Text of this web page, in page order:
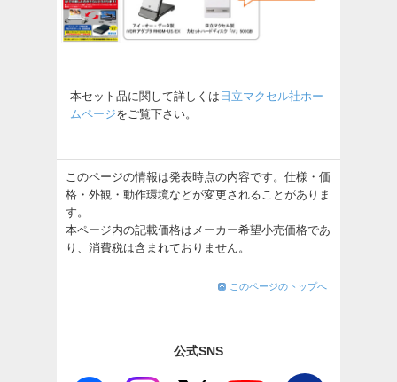
本セット品に関して詳しくは 日立マクセル社ホー
ムページをご覧下さい。
このページの情報は発表時点の内容です。仕様・価
格・外観・動作環境などが変更されることがありま
す。
本ページ内の記載価格はメーカー希望小売価格であ
り、消費税は含まれておりません。
このページのトップへ
公式SNS